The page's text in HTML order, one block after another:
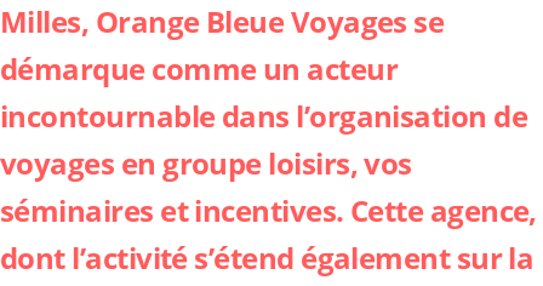
Milles, Orange Bleue Voyages se
démarque comme un acteur
incontournable dans l’organisation de
voyages en groupe loisirs, vos
séminaires et incentives. Cette agence,
dont l’activité s’étend également sur la